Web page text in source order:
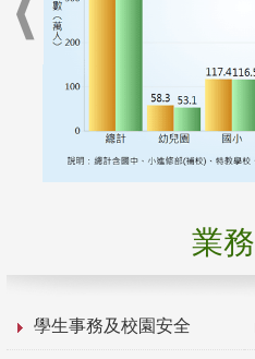
業
學生事務及校園安全